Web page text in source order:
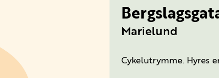
Marielund
Cykelutrymme. Hyres